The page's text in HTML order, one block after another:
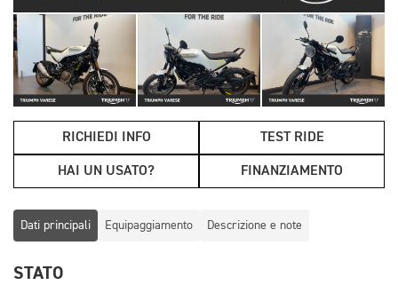
RICHIEDI INFO TEST RIDE
HAI UN USATO? FINANZIAMENTO
Dati principali Equipaggiamento Descrizione e note
STATO